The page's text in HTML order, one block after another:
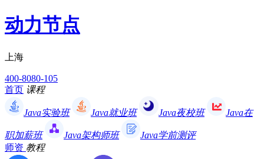
动力节点
上海
400-8080-105
首页 课程
Java实验班 Java就业班 Java夜校班 Java在
职加薪班 Java架构师班
Java学前测评
师资 教程